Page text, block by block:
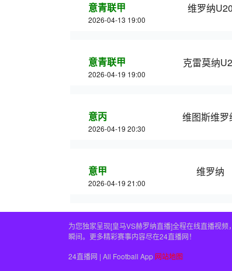
意青联甲
2026-04-13 19:00
维罗纳U20
意青联甲
2026-04-19 19:00
克雷莫纳
意丙
2026-04-19 20:30
维图斯维罗
意甲
2026-04-19 21:00
维罗纳
为您独家呈现[皇马VS赫罗纳直播]全程在线直播视
瞬间。更多精彩赛事内容尽在24直播网！
24直播网 | All Football App 网站地图